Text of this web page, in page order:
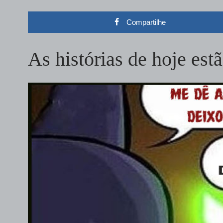
Compartilhe
As histórias de hoje